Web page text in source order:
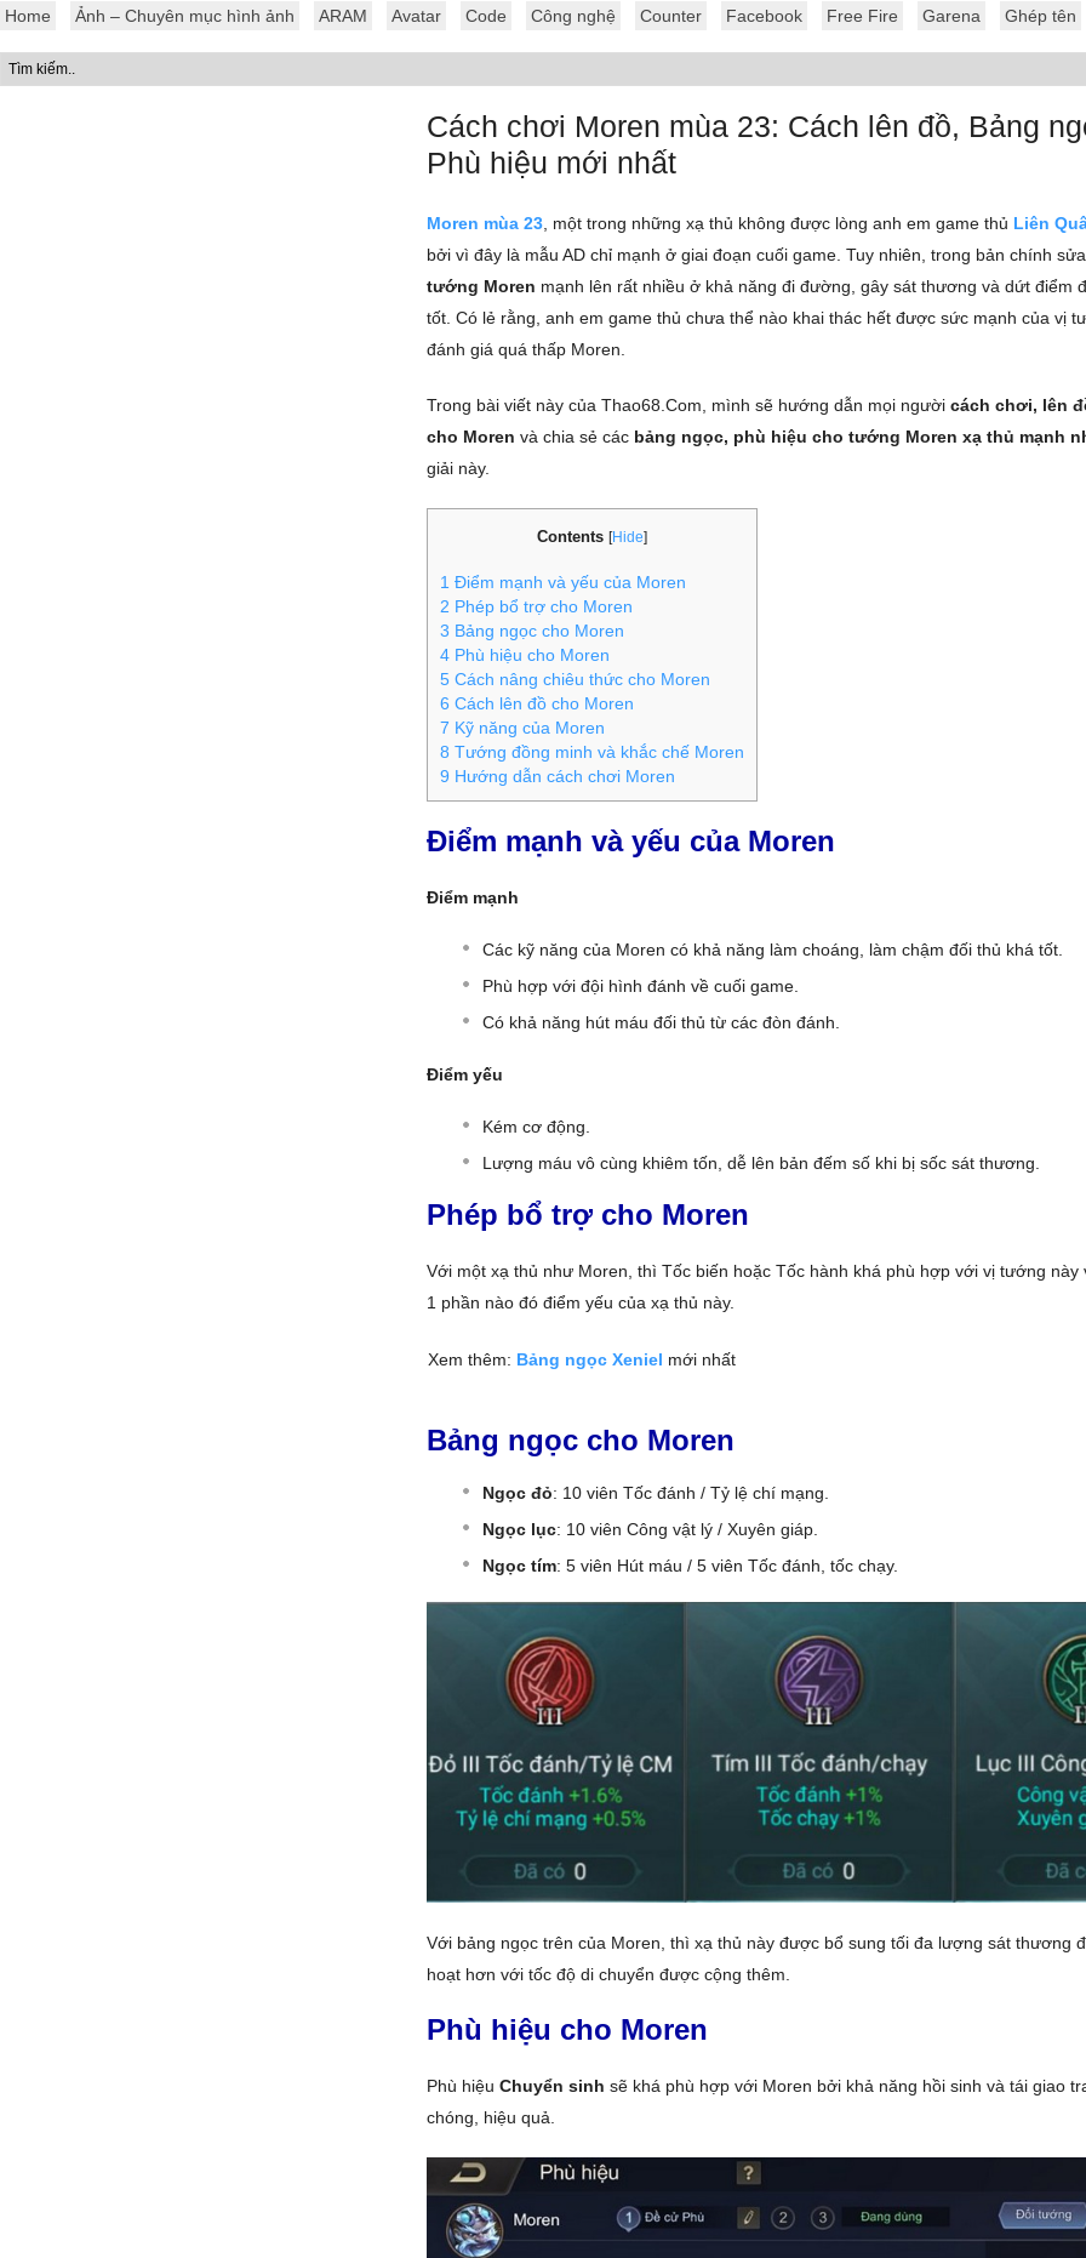
Home Ảnh – Chuyên mục hình ảnh ARAM Avatar Code Công nghệ Counter Facebook Free Fire Garena Ghép tên
Cách chơi Moren mùa 23: Cách lên đồ, Bảng
Phù hiệu mới nhất
Moren mùa 23 , một trong những xạ thủ không được lòng anh em game thủ Liên
bởi vì đây là mẫu AD chỉ mạnh ở giai đoạn cuối game. Tuy nhiên, trong bản chính
tướng Moren mạnh lên rất nhiều ở khả năng đi đường, gây sát thương và dứt điểm
tốt. Có lẻ rằng, anh em game thủ chưa thể nào khai thác hết được sức mạnh của vị
đánh giá quá thấp Moren.
Trong bài viết này của Thao68.Com, mình sẽ hướng dẫn mọi người cách chơi, lên
cho Moren và chia sẻ các bảng ngọc, phù hiệu cho tướng Moren xạ thủ mạnh
giải này.
Contents [Hide]
1 Điểm mạnh và yếu của Moren
2 Phép bổ trợ cho Moren
3 Bảng ngọc cho Moren
4 Phù hiệu cho Moren
5 Cách nâng chiêu thức cho Moren
6 Cách lên đồ cho Moren
7 Kỹ năng của Moren
8 Tướng đồng minh và khắc chế Moren
9 Hướng dẫn cách chơi Moren
Điểm mạnh và yếu của Moren
Điểm mạnh
Các kỹ năng của Moren có khả năng làm choáng, làm chậm đối thủ khá tốt.
Phù hợp với đội hình đánh về cuối game.
Có khả năng hút máu đối thủ từ các đòn đánh.
Điểm yếu
Kém cơ động.
Lượng máu vô cùng khiêm tốn, dễ lên bản đếm số khi bị sốc sát thương.
Phép bổ trợ cho Moren
Với một xạ thủ như Moren, thì Tốc biến hoặc Tốc hành khá phù hợp với vị tướng này
1 phần nào đó điểm yếu của xạ thủ này.
Xem thêm: Bảng ngọc Xeniel mới nhất
Bảng ngọc cho Moren
Ngọc đỏ: 10 viên Tốc đánh / Tỷ lệ chí mạng.
Ngọc lục: 10 viên Công vật lý / Xuyên giáp.
Ngọc tím: 5 viên Hút máu / 5 viên Tốc đánh, tốc chạy.
Với bảng ngọc trên của Moren, thì xạ thủ này được bổ sung tối đa lượng sát thương
hoạt hơn với tốc độ di chuyển được cộng thêm.
Phù hiệu cho Moren
Phù hiệu Chuyển sinh sẽ khá phù hợp với Moren bởi khả năng hồi sinh và tái giao
chóng, hiệu quả.